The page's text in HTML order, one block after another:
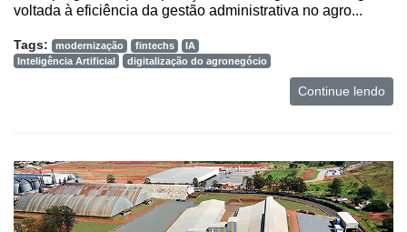
voltada à eficiência da gestão administrativa no agro...
Tags: modernização fintechs
IA
Inteligência Artificial
digitalização do agronegócio
Continue lendo